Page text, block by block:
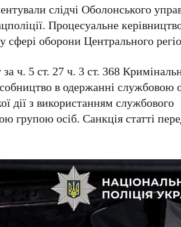
слідчі Оболонського
Процесуальне
сфері оборони Центрального
зач. 5 ст. 27 ч. 3 ст. 368
в одержанні службовою
дії з використанням службового
групою осіб. Санкція статті